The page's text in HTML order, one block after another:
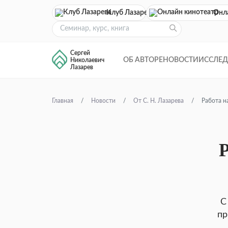
Клуб Лазарева
Сергей
Николаевич
Лазарев
ОБ АВТОРЕ НОВОСТИ
Главная Новости От С. Н. Лазарева Работа
С